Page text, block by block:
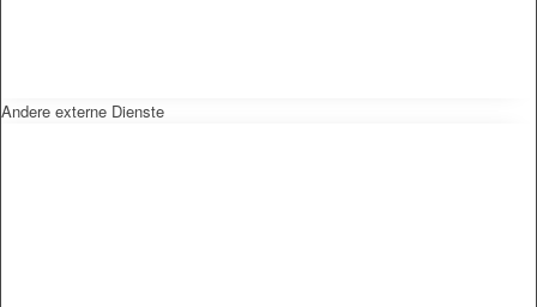
Andere externe Dienste